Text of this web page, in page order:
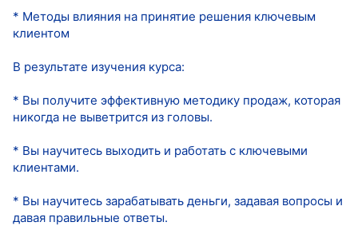
* Методы влияния на принятие решения ключевым
клиентом
В результате изучения курса:
* Вы получите эффективную методику продаж, которая
никогда не выветрится из головы.
* Вы научитесь выходить и работать с ключевыми
клиентами.
* Вы научитесь зарабатывать деньги, задавая вопросы и
давая правильные ответы.